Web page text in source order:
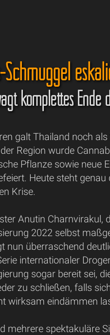
Schmuggel
komplettes Ende
galt Thailand noch
Region wurde
Pflanze sowie neue
Heute steht genau
Krise.
Anutin Charnvirakul,
2022 selbst
nun überraschend
internationaler
sogar bereit sei,
zu schließen, falls
wirksam eindämmen
mehrere spektakuläre